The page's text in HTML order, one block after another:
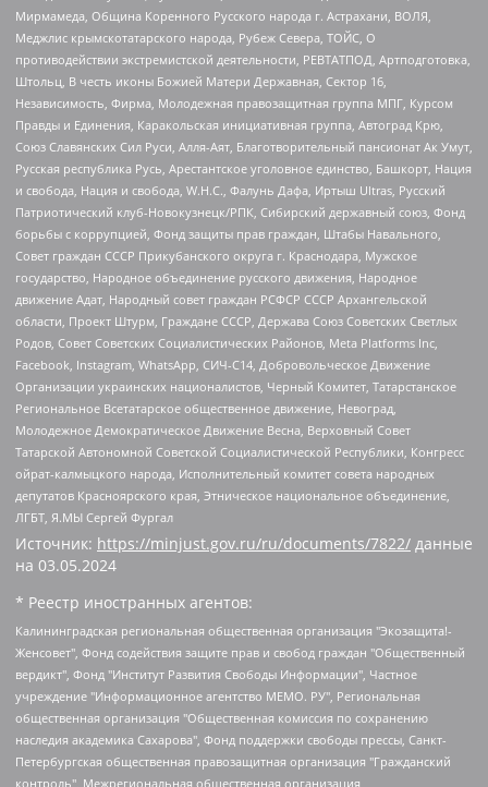
Мирмамеда, Община Коренного Русского народа г. Астрахани, ВОЛЯ,
Меджлис крымскотатарского народа, Рубеж Севера, ТОЙС, О
противодействии экстремистской деятельности, РЕВТАТПОД, Артподготовка,
Штольц, В честь иконы Божией Матери Державная, Сектор 16,
Независимость, Фирма, Молодежная правозащитная группа МПГ, Курсом
Правды и Единения, Каракольская инициативная группа, Автоград Крю,
Союз Славянских Сил Руси, Алля-Аят, Благотворительный пансионат Ак Умут,
Русская республика Русь, Арестантское уголовное единство, Башкорт, Нация
и свобода, Нация и свобода, W.H.С., Фалунь Дафа, Иртыш Ultras, Русский
Патриотический клуб-Новокузнецк/РПК, Сибирский державный союз, Фонд
борьбы с коррупцией, Фонд защиты прав граждан, Штабы Навального,
Совет граждан СССР Прикубанского округа г. Краснодара, Мужское
государство, Народное объединение русского движения, Народное
движение Адат, Народный совет граждан РСФСР СССР Архангельской
области, Проект Штурм, Граждане СССР, Держава Союз Советских Светлых
Родов, Совет Советских Социалистических Районов, Meta Platforms Inc,
Facebook, Instagram, WhatsApp, СИЧ-С14, Добровольческое Движение
Организации украинских националистов, Черный Комитет, Татарстанское
Региональное Всетатарское общественное движение, Невоград,
Молодежное Демократическое Движение Весна, Верховный Совет
Татарской Автономной Советской Социалистической Республики, Конгресс
ойрат-калмыцкого народа, Исполнительный комитет совета народных
депутатов Красноярского края, Этническое национальное объединение,
ЛГБТ, Я.МЫ Сергей Фургал
Источник: https://minjust.gov.ru/ru/documents/7822/ данные
на 03.05.2024
* Реестр иностранных агентов:
Калининградская региональная общественная организация "Экозащита!-Женсовет", Фонд содействия защите прав и свобод граждан "Общественный вердикт", Фонд "Институт Развития Свободы Информации", Частное учреждение "Информационное агентство МЕМО. РУ", Региональная общественная организация "Общественная комиссия по сохранению наследия академика Сахарова", Фонд поддержки свободы прессы, Санкт-Петербургская общественная правозащитная организация "Гражданский контроль", Межрегиональная общественная организация "Информационно-просветительский центр "Мемориал", Региональный Фонд "Центр Защиты Прав Средств Массовой Информации", с 05.12.2023 Фонд "Центр Защиты Прав Средств массовой информации", Региональная общественная благотворительная организация помощи беженцам и мигрантам "Гражданское содействие", Негосударственное образовательное учреждение дополнительного профессионального образования (повышение квалификации) специалистов "АКАДЕМИЯ ПО ПРАВАМ ЧЕЛОВЕКА", Свердловская региональная общественная организация "Сутяжник", Автономная некоммерческая организация "Центр независимых социологических исследований", Союз общественных объединений "Российский исследовательский центр по правам человека", Региональное общественное учреждение научно-информационный центр "МЕМОРИАЛ", Некоммерческая организация "Фонд защиты гласности", Автономная некоммерческая организация "Институт прав человека", Городская общественная организация "Екатеринбургское общество "МЕМОРИАЛ", Городская общественная организация "Рязанское историко-просветительское и правозащитное общество "Мемориал" (Рязанский Мемориал), Челябинский региональный орган общественной самодеятельности – женское общественное объединение "Женщины Евразии", Челябинский региональный орган общественной самодеятельности "Уральская правозащитная группа", Фонд содействия защите здоровья и социальной справедливости имени Андрея Рылькова, Автономная Некоммерческая Организация "Аналитический Центр Юрия Левады", Автономная некоммерческая организация социальной поддержки населения "Проект Апрель", Региональная общественная организация помощи женщинам и детям, находящимся в кризисной ситуации "Информационно-методический центр "Анна", Фонд содействия развитию массовых коммуникаций и правовому просвещению "Так-так-Так", Фонд содействия устойчивому развитию "Серебряная тайга", Свердловский региональный общественный фонд социальных проектов "Новое время", "Idel.Реалии", Кавказ.Реалии, Крым.Реалии, Телеканал Настоящее Время, Татаро-башкирская служба Радио Свобода (Azatliq Radiosi), Радио Свободная Европа/Радио Свобода (PCE/PC), "Сибирь.Реалии", "Фактограф", Благотворительный фонд помощи осужденным и их семьям, Автономная некоммерческая организация "Институт глобализации и социальных движений", Фонд "В защиту прав заключенных", Частное учреждение "Центр поддержки и содействия развитию средств массовой информации", Пензенский региональный общественный благотворительный фонд "Гражданский союз", "Север.Реалии", Некоммерческая организация Фонд "Правовая инициатива", Общество с ограниченной ответственностью "Радио Свободная Европа/Радио Свобода", Чешское информационное агентство "MEDIUM-ORIENT", Красноярская региональная общественная организация "Мы против СПИДа", Камалягин Денис Николаевич, Маркелов Сергей Евгеньевич, Пономарев Лев Александрович, Савицкая Людмила Алексеевна, Автономная некоммерческая организация "Центр по работе с проблемой насилия "НАСИЛИЮ.НЕТ", Межрегиональный профессиональный союз работников здравоохранения "Альянс врачей", Юридическое лицо, зарегистрированное в Латвийской Республике, SIA "Medusa Project" (регистрационный номер 40103797863, дата регистрации 10.06.2014), Некоммерческая организация "Фонд по борьбе с коррупцией", Автономная некоммерческая организация "Институт права и публичной политики", Баданин Роман Сергеевич, Гликин Максим Александрович, Железнова Мария Михайловна, Лукьянова Юлия Сергеевна, Маетная Елизавета Витальевна, Маняхин Петр Борисович, Чуракова Ольга Владимировна, Ярош Юлия Петровна, Юридическое лицо "The Insider SIA", зарегистрированное в Риге, Латвийская Республика (дата регистрации 26.06.2015), являющееся администратором доменного имени интернет-издания "The Insider SIA", https://theins.ru, Постернак Алексей Евгеньевич, Рубин Михаил Аркадьевич, Анин Роман Александрович, Юридическое лицо Istories fonds, зарегистрированное в Латвийской Республике (регистрационный номер 50008295751, дата регистрации 24.02.2020), Великовский Дмитрий Александрович, Долинина Ирина Николаевна, Мароховская Алеся Алексеевна, Шлейнов Роман Юрьевич, Шмагун Олеся Валентиновна, Общество с ограниченной ответственностью "Альтаир 2021", Общество с ограниченной ответственностью "Вега 2021", Общество с ограниченной ответственностью "Главный редактор 2021", Общество с ограниченной ответственностью "Ромашки монолит", Важенков Артем Валерьевич, Ивановская областная общественная организация "Центр гендерных исследований", Гурман Юрий Альбертович, Медиапроект "ОВД-Инфо", Егоров Владимир Владимирович, Жилинский Владимир Александрович, Общество с ограниченной ответственностью "ЗП", Иванова София Юрьевна, Карезина Инна Павловна, Кильтау Екатерина Викторовна, Петров Алексей Викторович, Пискунов Сергей Евгеньевич, Смирнов Сергей Сергеевич, Тихонов Михаил Сергеевич, Общество с ограниченной ответственностью "ЖУРНАЛИСТ-ИНОСТРАННЫЙ АГЕНТ", Арапова Галина Юрьевна, Вольтская Татьяна Анатольевна, Американская компания "Mason G.E.S. Anonymous Foundation" (США), являющаяся владельцем интернет-издания https://mnews.world/, Компания "Stichting Bellingcat", зарегистрированная в Нидерландах (дата регистрации 11.07.2018), Захаров Андрей Вячеславович, Клепиковская Екатерина Дмитриевна, Общество с ограниченной ответственностью "МЕМО", Перл Роман Александрович, Симонов Евгений Алексеевич, Соловьева Елена Анатольевна, Сотников Даниил Владимирович, Сурначева Елизавета Дмитриевна, Автономная некоммерческая организация по защите прав человека и информированию населения "Якутия – Наше Мнение", Общество с ограниченной ответственностью "Москоу диджитал медиа", с 26.01.2023 Общество с ограниченной ответственностью "Чайка Белые сады", Ветошкина Валерия Валерьевна, Заговора Максим Александрович, Межрегиональное общественное движение "Российская ЛГБТ - сеть", Оленичев Максим Владимирович, Павлов Иван Юрьевич, Скворцова Елена Сергеевна, Общество с ограниченной ответственностью "Как бы инагент", Кочетков Игорь Викторович, Общество с ограниченной ответственностью "Честные выборы", Еланчик Олег Александрович, Общество с ограниченной ответственностью "Нобелевский призыв", Гималова Регина Эмилевна, Григорьев Андрей Валерьевич, Григорьева Алина Александровна, Ассоциация по содействию защите прав призывников, альтернативнослужащих и военнослужащих "Правозащитная группа "Гражданин.Армия.Право", Хисамова Регина Фаритовна, Автономная некоммерческая организация по реализации социально-правовых программ "Лилит", Дальневосточное общественное движение "Маяк", Санкт-Петербургская ЛГБТ-инициативная группа "Выход", Инициативная группа ЛГБТ+ "Реверс", Алексеев Андрей Викторович, Бекбулатова Таисия Львовна, Беляев Иван Михайлович, Владыкина Елена Сергеевна, Гельман Марат Александрович, Никульшина Вероника Юрьевна, Толоконникова Надежда Андреевна, Шендерович Виктор Анатольевич, Общество с ограниченной ответственностью "Данное сообщение", Общество с ограниченной ответственностью Издательский дом "Новая глава", Айнбиндер Александра Александровна, Московский комьюнити-центр для ЛГБТ+инициатив, Благотворительный фонд развития филантропии, Deutsche Welle (Германия, Kurt-Schumacher-Strasse 3, 53113 Bonn), Борзунова Мария Михайловна, Воробьев Виктор Викторович, Голубева Анна Львовна, Константинова Алла Михайловна, Малкова Ирина Владимировна, Мурадов Мурад Абдулгалимович, Осетинская Елизавета Николаевна, Понасенков Евгений Николаевич, Ганапольский Матвей Юрьевич, Киселев Евгений Алексеевич, Борухович Ирина Григорьевна, Дремин Иван Тимофеевич, Дубровский Дмитрий Викторович, Красноярская региональная общественная организация поддержки и развития альтернативных образовательных технологий и межкультурных коммуникаций "ИНТЕРРА", Маяковская Екатерина Алексеевна, Фейгин Марк Захарович, Филимонов Андрей Викторович, Дзугкоева Регина Николаевна, Доброхотов Роман Александрович, Дудь Юрий Александрович, Елкин Сергей Владимирович, Кругликов Кирилл Игоревич, Сабунаева Мария Леонидовна, Семенов Алексей Владимирович, Шаинян Карен Багратович, Шульман Екатерина Михайловна, Асафьев Артур Валерьевич, Вахштайн Виктор Семенович, Венедиктов Алексей Алексеевич, Лушникова Екатерина Евгеньевна, Волков Леонид Михайлович, Невзоров Александр Глебович, Пархоменко Сергей Борисович, Сироткин Ярослав Николаевич, Кара-Мурза Владимир Владимирович, Баранова Наталья Владимировна, Гозман Леонид Яковлевич, Кагарлицкий Борис Юльевич, Климарев Михаил Валерьевич, Милов Владимир Станиславович, Автономная некоммерческая организация Краснодарский центр современного искусства "Типография", Моргенштерн Алишер Тагирович, Соболь Любовь Эдуардовна, Общество с ограниченной ответственностью "ЛИЗА НОРМ", Каспаров Гарри Кимович, Ходорковский Михаил Борисович, Общество с ограниченной ответственностью "Апрельские тезисы", Данилович Ирина Брониславовна, Кашин Олег Владимирович, Петров Николай Владимирович, Пивоваров Алексей Владимирович, Соколов Михаил Владимирович, Цветкова Юлия Владимировна, Чичваркин Евгений Александрович, Комитет против пыток/Команда против пыток, Общество с ограниченной ответственностью "Первый научный", Общество с ограниченной ответственностью "Вертолет и ко", Белоцерковская Вероника Борисовна, Кац Максим Евгеньевич, Лазарева Татьяна Юрьевна, Шаведдинов Руслан Табризович, Яшин Илья Валерьевич, Общество с ограниченной ответственностью "Иноагент ААВ", Алешковский Дмитрий Петрович, Альбац Евгения Марковна, Быков Дмитрий Львович, Галямина Юлия Евгеньевна, Лойко Сергей Леонидович, Мартынов Кирилл Константинович, Медведев Сергей Александрович, Крашенинников Федор Геннадиевич, Гордеева Катерина Вл